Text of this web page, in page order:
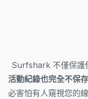
Surfshark 不僅保護
活動紀錄也完全不保存
必害怕有人窺視您的